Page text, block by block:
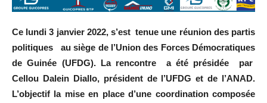
Ce lundi 3 janvier 2022, s’est tenue une réunion des partis
politiques au siège de l’Union des Forces Démocratiques
de Guinée (UFDG). La rencontre a été présidée par
Cellou Dalein Diallo, président de l’UFDG et de l’ANAD.
L’objectif la mise en place d’une coordination composée